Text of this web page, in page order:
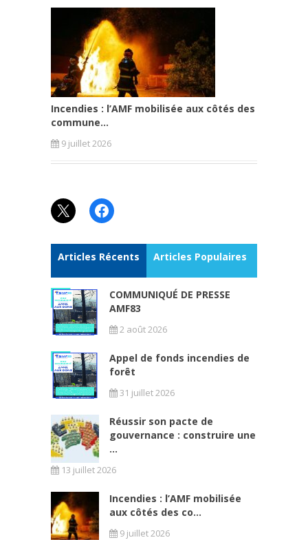
Incendies : l’AMF mobilisée aux côtés des
commune...
9 juillet 2026
X Facebook
Articles Récents Articles Populaires
COMMUNIQUÉ DE PRESSE
AMF83
2 août 2026
Appel de fonds incendies de
forêt
31 juillet 2026
Réussir son pacte de
gouvernance : construire une
...
13 juillet 2026
Incendies : l’AMF mobilisée
aux côtés des co...
9 juillet 2026